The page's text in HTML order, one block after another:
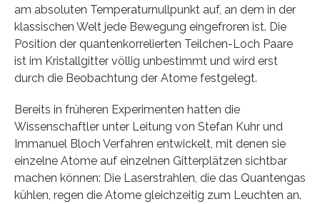
am absoluten Temperaturnullpunkt auf, an dem in der
klassischen Welt jede Bewegung eingefroren ist. Die
Position der quantenkorrelierten Teilchen-Loch Paare
ist im Kristallgitter völlig unbestimmt und wird erst
durch die Beobachtung der Atome festgelegt.
Bereits in früheren Experimenten hatten die
Wissenschaftler unter Leitung von Stefan Kuhr und
Immanuel Bloch Verfahren entwickelt, mit denen sie
einzelne Atome auf einzelnen Gitterplätzen sichtbar
machen können: Die Laserstrahlen, die das Quantengas
kühlen, regen die Atome gleichzeitig zum Leuchten an.